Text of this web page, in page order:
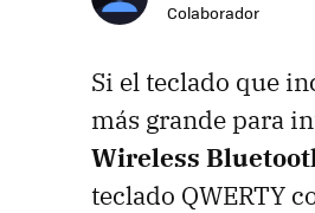
Colaborador
Si el teclado que
más grande para
Wireless
teclado QWERTY